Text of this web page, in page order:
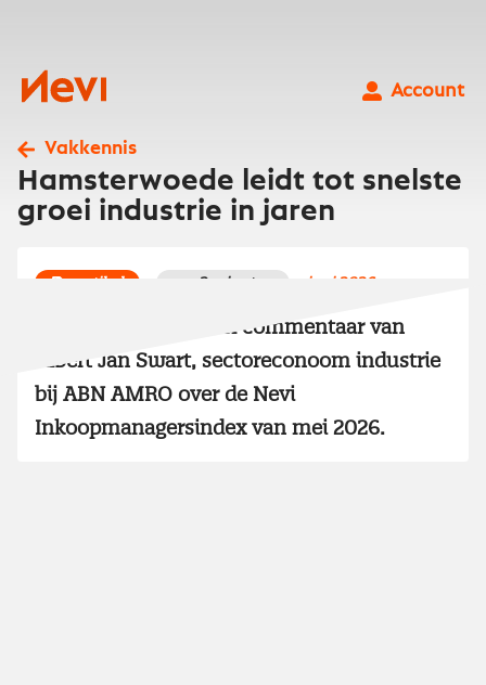
Nevi
Account
Vakkennis
Hamsterwoede leidt tot snelste
groei industrie in jaren
artikel 3 minuten juni 2026
Lees het redactioneel commentaar van
Albert Jan Swart, sectoreconoom industrie
bij ABN AMRO over de Nevi
Inkoopmanagersindex van mei 2026.